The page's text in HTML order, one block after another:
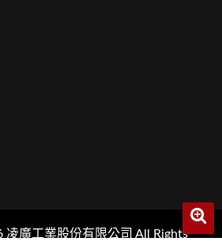
凌廣工業股份有限公司 All Rights